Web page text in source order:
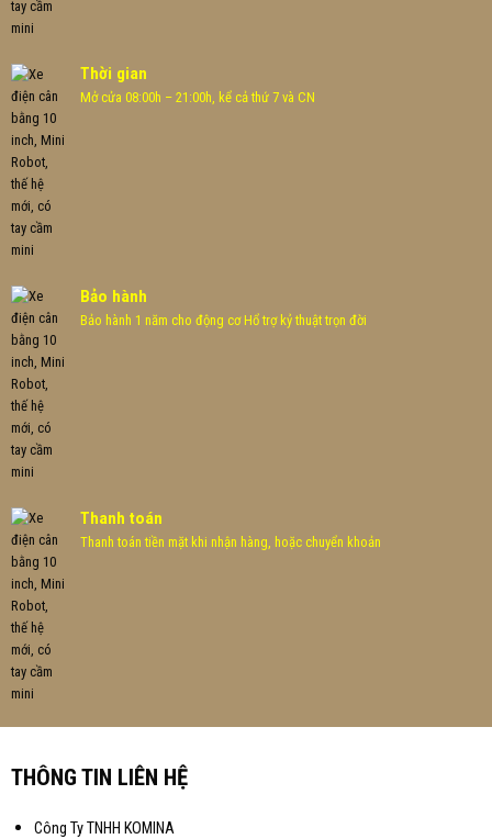
Thời gian
Mở cửa 08:00h – 21:00h, kể cả thứ 7 và CN
Bảo hành
Bảo hành 1 năm cho động cơ Hổ trợ kỷ thuật trọn đời
Thanh toán
Thanh toán tiền mặt khi nhận hàng, hoặc chuyển khoản
THÔNG TIN LIÊN HỆ
Công Ty TNHH KOMINA